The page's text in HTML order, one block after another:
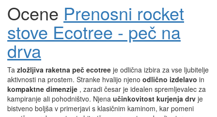
Ocene Prenosni rocket
stove Ecotree - peč na
drva
Ta zložljiva raketna peč ecotree je odlična izbira za vse ljubitelje
aktivnosti na prostem. Stranke hvalijo njeno odlično izdelavo in
kompaktne dimenzije , zaradi česar je idealen spremljevalec za
kampiranje ali pohodništvo. Njena učinkovitost kurjenja drv je
bistveno boljša v primerjavi s klasičnim kaminom, kar pomeni